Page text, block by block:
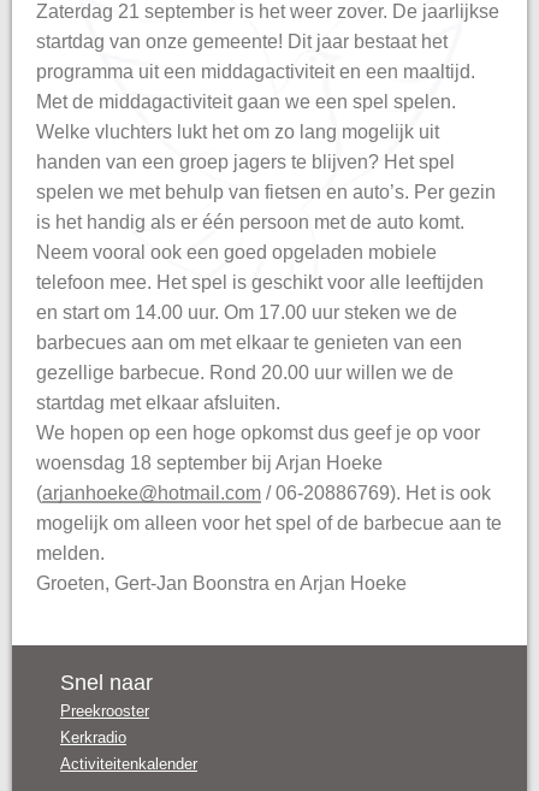
Zaterdag 21 september is het weer zover. De jaarlijkse
startdag van onze gemeente! Dit jaar bestaat het
programma uit een middagactiviteit en een maaltijd.
Met de middagactiviteit gaan we een spel spelen.
Welke vluchters lukt het om zo lang mogelijk uit
handen van een groep jagers te blijven? Het spel
spelen we met behulp van fietsen en auto’s. Per gezin
is het handig als er één persoon met de auto komt.
Neem vooral ook een goed opgeladen mobiele
telefoon mee. Het spel is geschikt voor alle leeftijden
en start om 14.00 uur. Om 17.00 uur steken we de
barbecues aan om met elkaar te genieten van een
gezellige barbecue. Rond 20.00 uur willen we de
startdag met elkaar afsluiten.
We hopen op een hoge opkomst dus geef je op voor
woensdag 18 september bij Arjan Hoeke
(arjanhoeke@hotmail.com / 06-20886769). Het is ook
mogelijk om alleen voor het spel of de barbecue aan te
melden.
Groeten, Gert-Jan Boonstra en Arjan Hoeke
Snel naar
Preekrooster
Kerkradio
Activiteitenkalender